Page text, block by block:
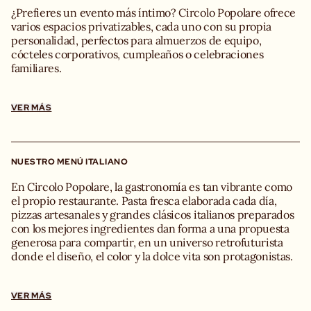
Italia.
Capacidad sentados: 330 personas
Dirección: Plaza Pablo Ruiz Picasso, 1 · 28020 Madrid
¿Prefieres un evento más íntimo? Circolo Popolare ofrece
varios espacios privatizables, cada uno con su propia
personalidad, perfectos para almuerzos de equipo,
cócteles corporativos, cumpleaños o celebraciones
familiares.
crear una experiencia única y memorable. Un espacio
espectacular pensado para compartir, celebrar y disfrutar
personalidad y calidez.
Capacidad sentados: 330 personas
Capacidad cóctel: 600 personas
Salón Primera planta:
El punto de encuentro de Circolo Popolare, donde las
de piezas de diseño crean un ambiente animado y
VER MÁS
NUESTRO MENÚ ITALIANO
En Circolo Popolare, la gastronomía es tan vibrante como
el propio restaurante. Pasta fresca elaborada cada día,
pizzas artesanales y grandes clásicos italianos preparados
con los mejores ingredientes dan forma a una propuesta
generosa para compartir, en un universo retrofuturista
donde el diseño, el color y la dolce vita son protagonistas.
privada o la privatización completa del restaurante,
VER MÁS